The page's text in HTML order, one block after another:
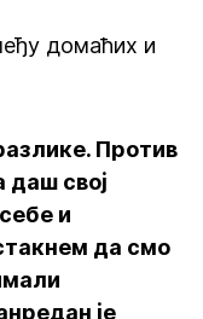
домаћих и
Против
даш свој
и
да смо
је